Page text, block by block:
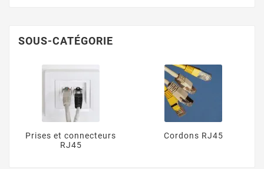
performances de votre infrastructure informatique.
SOUS-CATÉGORIE
Prises et connecteurs
RJ45
Cordons RJ45